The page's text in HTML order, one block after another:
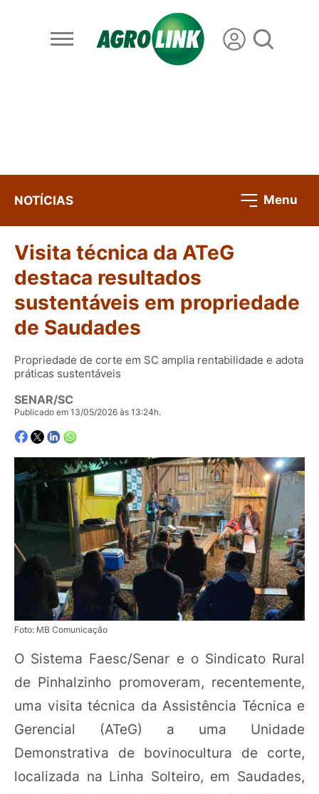
NOTÍCIAS Menu
Visita técnica da ATeG
destaca resultados
sustentáveis em propriedade
de Saudades
Propriedade de corte em SC amplia rentabilidade e adota
práticas sustentáveis
SENAR/SC
Publicado em 13/05/2026 às 13:24h.
Foto: MB Comunicação
O Sistema Faesc/Senar e o Sindicato Rural
de Pinhalzinho promoveram, recentemente,
uma visita técnica da Assistência Técnica e
Gerencial (ATeG) a uma Unidade
Demonstrativa de bovinocultura de corte,
localizada na Linha Solteiro, em Saudades,